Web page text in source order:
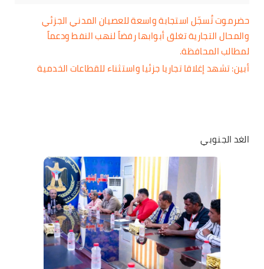
حضرموت تُسجّل استجابة واسعة للعصيان المدني الجزئي
والمحال التجارية تغلق أبوابها رفضاً لنهب النفط ودعماً
لمطالب المحافظة.
​أبين: تشهد إغلاقا تجاريا جزئيا واستثناء للقطاعات الخدمية
الغد الجنوبي